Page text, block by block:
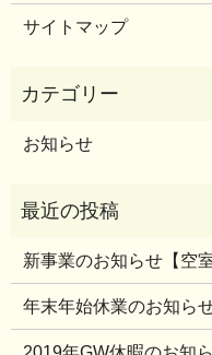
サイトマップ
お知らせ
新事業のお知らせ【空
年末年始休業のお知ら